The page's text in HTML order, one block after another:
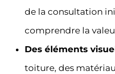
de la consultation
comprendre la
Des éléments
toiture, des